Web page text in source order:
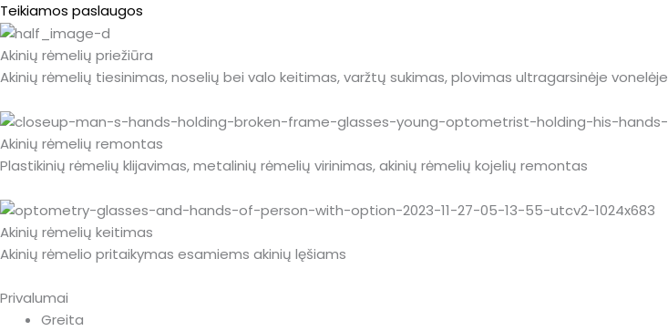
Teikiamos paslaugos
Akinių rėmelių priežiūra
Akinių rėmelių tiesinimas, noselių bei valo keitimas, varžtų sukimas, plovimas ultragarsinėje vonelėje
Akinių rėmelių remontas
Plastikinių rėmelių klijavimas, metalinių rėmelių virinimas, akinių rėmelių kojelių remontas
Akinių rėmelių keitimas
Akinių rėmelio pritaikymas esamiems akinių lęšiams
Privalumai
Greita